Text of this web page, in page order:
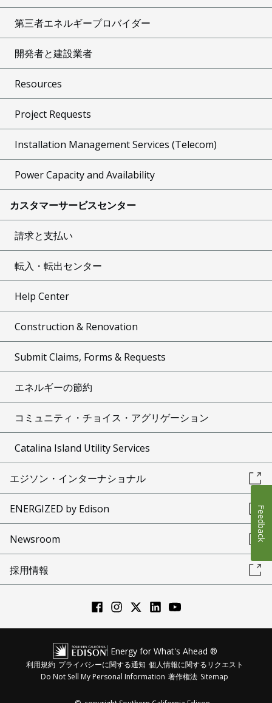
第三者エネルギープロバイダー
開発者と建設業者
Resources
Project Requests
Installation Management Services (Telecom)
Power Capacity and Availability
カスタマーサービスセンター
請求と支払い
転入・転出センター
Help Center
Construction & Renovation
Submit Claims, Forms & Requests
エネルギーの節約
コミュニティ・チョイス・アグリゲーション
Catalina Island Utility Services
エジソン・インターナショナル
ENERGIZED by Edison
Newsroom
採用情報
Energy for What's Ahead ®
利用規約 プライバシーに関する通知 個人情報に関するリクエスト
Do Not Sell My Personal Information 著作権法 Sitemap
Feedback